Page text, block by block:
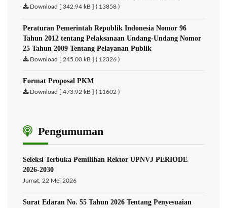
Download [ 342.94 kB ] ( 13858 )
Peraturan Pemerintah Republik Indonesia Nomor 96
Tahun 2012 tentang Pelaksanaan Undang-Undang Nomor
25 Tahun 2009 Tentang Pelayanan Publik
Download [ 245.00 kB ] ( 12326 )
Format Proposal PKM
Download [ 473.92 kB ] ( 11602 )
Pengumuman
Seleksi Terbuka Pemilihan Rektor UPNVJ PERIODE
2026-2030
Jumat, 22 Mei 2026
Surat Edaran No. 55 Tahun 2026 Tentang Penyesuaian